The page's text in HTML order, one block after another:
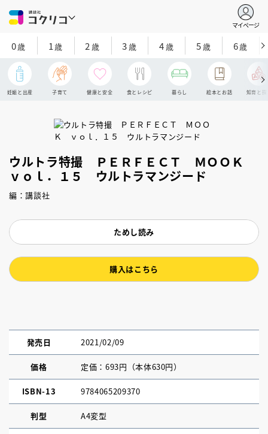
マイページ
0歳 1歳 2 歳 3歳 4歳 5歳 6歳
妊娠と出産 子育て 健康と安全 食とレシピ 暮らし 絵本とお話 知育と探
ウルトラ特撮 ＰＥＲＦＥＣＴ ＭＯＯＫ
ｖｏｌ．１５ ウルトラマンジード
編：講談社
ためし読み
購入はこちら
発売日 2021/02/09
価格 定価：693円（本体630円）
ISBN-13 9784065209370
判型 A4変型